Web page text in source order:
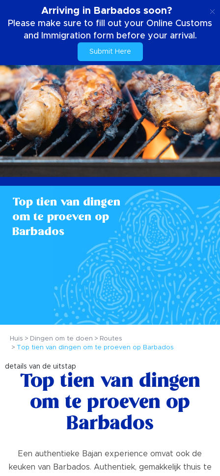
Arriving in Barbados soon?
Please make sure to fill out your Online Customs
and Immigration form before your arrival.
Submit Here
Top tien van dingen
om te proeven op
Barbados
Huis Dingen om te doen
Routes
Top tien van dingen om te proeven op Barbados
details van de uitstap
Top tien van dingen
om te proeven op
Barbados
Een authentieke Bajan experience omvat ook de
keuken van Barbados. Authentiek, gemakkelijk thuis te